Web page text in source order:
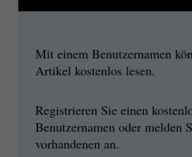
Mit einem Benutzernamen
Artikel kostenlos lesen.
Registrieren Sie einen
Benutzernamen oder melden
vorhandenen an.